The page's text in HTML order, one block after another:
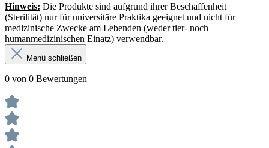
Hinweis: Die Produkte sind aufgrund ihrer Beschaffenheit
(Sterilität) nur für universitäre Praktika geeignet und nicht für
medizinische Zwecke am Lebenden (weder tier- noch
humanmedizinischen Einatz) verwendbar.
Menü schließen
0 von 0 Bewertungen